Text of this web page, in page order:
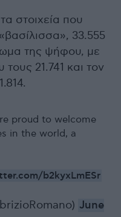
στοιχεία που
33.555
της ψήφου, με
21.741 και τον
proud to welcome
in the world, a
b2kyxLmESr
June